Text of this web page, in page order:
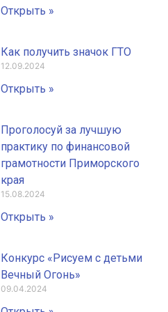
Открыть »
Как получить значок ГТО
12.09.2024
Открыть »
Проголосуй за лучшую
практику по финансовой
грамотности Приморского
края
15.08.2024
Открыть »
Конкурс «Рисуем с детьми
Вечный Огонь»
09.04.2024